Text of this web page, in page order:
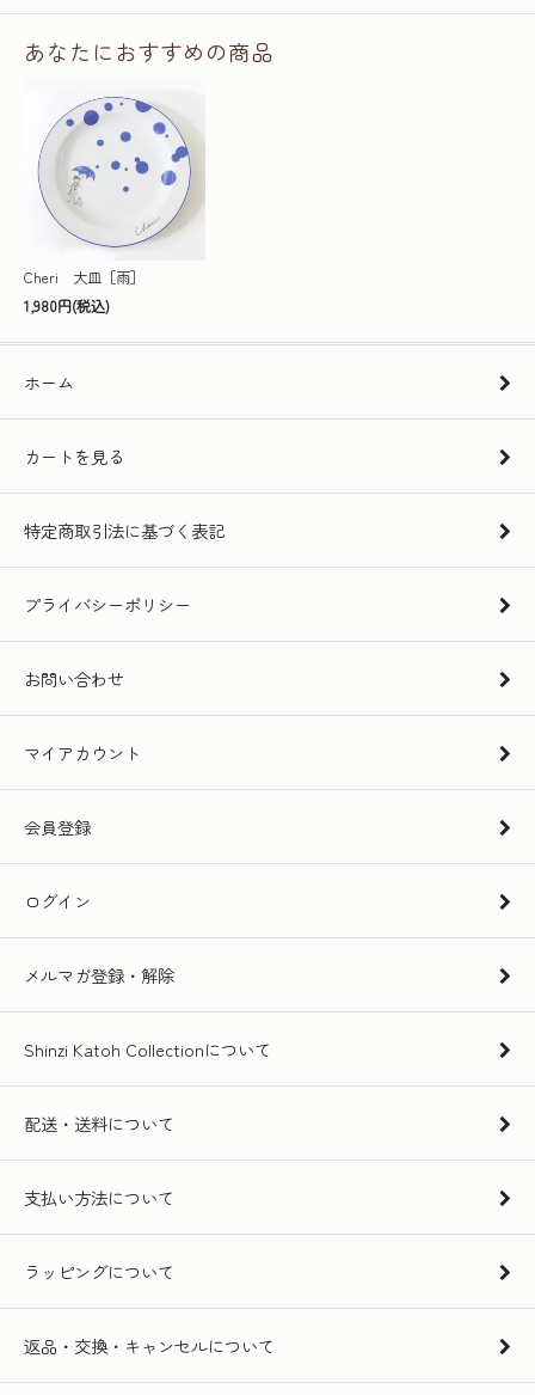
あなたにおすすめの商品
Cheri 大皿［雨］
1,980円(税込)
ホーム
カートを見る
特定商取引法に基づく表記
プライバシーポリシー
お問い合わせ
マイアカウント
会員登録
ログイン
メルマガ登録・解除
Shinzi Katoh Collectionについて
配送・送料について
支払い方法について
ラッピングについて
返品・交換・キャンセルについて